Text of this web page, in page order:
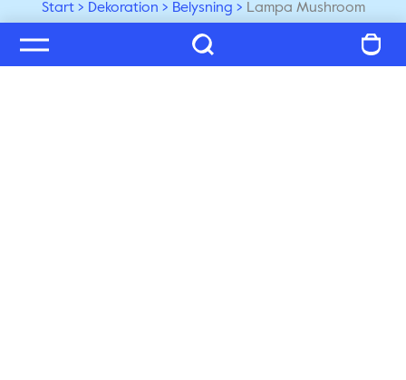
Start Dekoration Belysning Lampa Mushroom